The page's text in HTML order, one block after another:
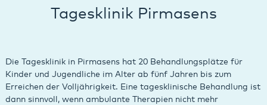
Tagesklinik Pirmasens
Die Tagesklinik in Pirmasens hat 20 Behandlungsplätze für
Kinder und Jugendliche im Alter ab fünf Jahren bis zum
Erreichen der Volljährigkeit. Eine tagesklinische Behandlung ist
dann sinnvoll, wenn ambulante Therapien nicht mehr